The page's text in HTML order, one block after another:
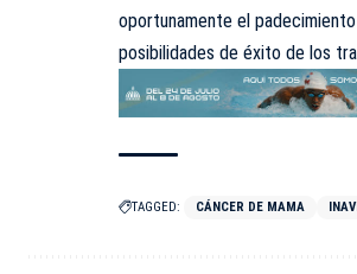
oportunamente el
posibilidades de éxito de los
TAGGED: CÁNCER DE MAMA